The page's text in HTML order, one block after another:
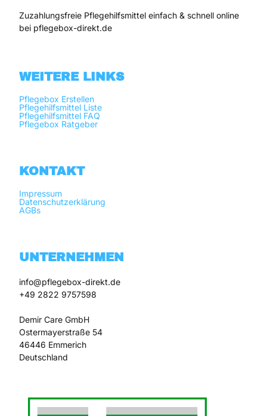
Zuzahlungsfreie Pflegehilfsmittel einfach & schnell online
bei pflegebox-direkt.de
WEITERE LINKS
Pflegebox Erstellen
Pflegehilfsmittel Liste
Pflegehilfsmittel FAQ
Pflegebox Ratgeber
KONTAKT
Impressum
Datenschutzerklärung
AGBs
UNTERNEHMEN
info@pflegebox-direkt.de
+49 2822 9757598
Demir Care GmbH
Ostermayerstraße 54
46446 Emmerich